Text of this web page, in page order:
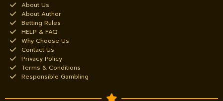
About Us
About Author
Betting Rules
HELP & FAQ
Why Choose Us
Contact Us
Privacy Policy
Terms & Conditions
Responsible Gambling